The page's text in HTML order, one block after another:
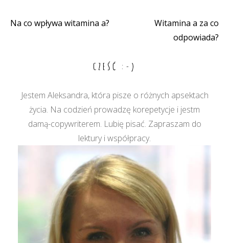
Nawigacja
Na co wpływa witamina a?
Witamina a za co
odpowiada?
CZEŚĆ :-)
Jestem Aleksandra, która pisze o różnych apsektach
życia. Na codzień prowadzę korepetycje i jestm
damą-copywriterem. Lubię pisać. Zapraszam do
lektury i współpracy.